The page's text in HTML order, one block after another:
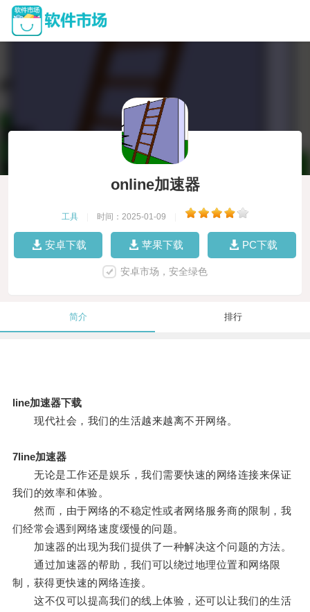
online加速器
工具 时间：2025-01-09
安卓下载 苹果下载 PC下载
安卓市场，安全绿色
简介 排行
line加速器下载
现代社会，我们的生活越来越离不开网络。
7line加速器
无论是工作还是娱乐，我们需要快速的网络连接来保证
我们的效率和体验。
然而，由于网络的不稳定性或者网络服务商的限制，我
们经常会遇到网络速度缓慢的问题。
加速器的出现为我们提供了一种解决这个问题的方法。
通过加速器的帮助，我们可以绕过地理位置和网络限
制，获得更快速的网络连接。
这不仅可以提高我们的线上体验，还可以让我们的生活